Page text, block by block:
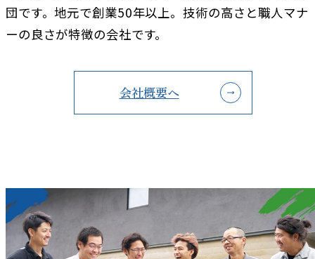
団です。地元で創業50年以上。技術の高さと職人マナ
ーの良さが特徴の会社です。
会社概要へ